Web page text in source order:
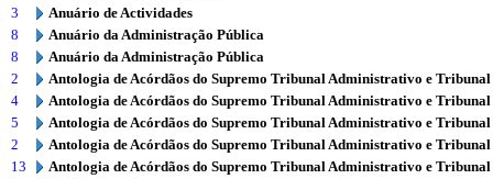
3
Anuário de Actividades
8
Anuário da Administração Pública
8
Anuário da Administração Pública
2
Antologia de Acórdãos do Supremo Tribunal Administrativo e
4
Antologia de Acórdãos do Supremo Tribunal Administrativo e
5
Antologia de Acórdãos do Supremo Tribunal Administrativo e
2
Antologia de Acórdãos do Supremo Tribunal Administrativo e
13
Antologia de Acórdãos do Supremo Tribunal Administrativo e